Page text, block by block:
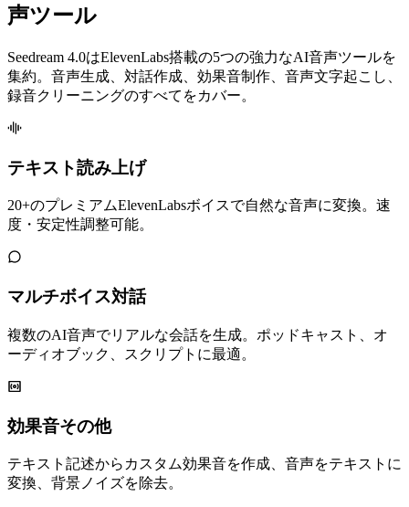
声ツール
Seedream 4.0はElevenLabs搭載の5つの強力なAI音声ツールを
集約。音声生成、対話作成、効果音制作、音声文字起こし、
録音クリーニングのすべてをカバー。
テキスト読み上げ
20+のプレミアムElevenLabsボイスで自然な音声に変換。速
度・安定性調整可能。
マルチボイス対話
複数のAI音声でリアルな会話を生成。ポッドキャスト、オ
ーディオブック、スクリプトに最適。
効果音その他
テキスト記述からカスタム効果音を作成、音声をテキストに
変換、背景ノイズを除去。